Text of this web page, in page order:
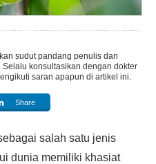
sudut pandang penulis dan
konsultasikan dengan dokter
saran apapun di artikel ini.
Share
salah satu jenis
dunia memiliki khasiat